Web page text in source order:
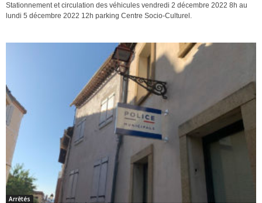
Stationnement et circulation des véhicules vendredi 2 décembre 2022 8h au
lundi 5 décembre 2022 12h parking Centre Socio-Culturel.
Arrêtés